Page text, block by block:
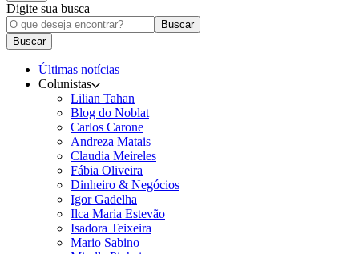
Digite sua busca
Buscar
Buscar
Últimas notícias
Colunistas
Lilian Tahan
Blog do Noblat
Carlos Carone
Andreza Matais
Claudia Meireles
Fábia Oliveira
Dinheiro & Negócios
Igor Gadelha
Ilca Maria Estevão
Isadora Teixeira
Mario Sabino